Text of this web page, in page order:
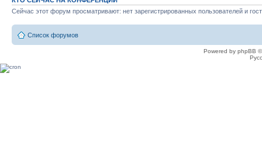
Сейчас этот форум просматривают: нет зарегистрированных пользователей и
Список форумов
Powered by phpBB